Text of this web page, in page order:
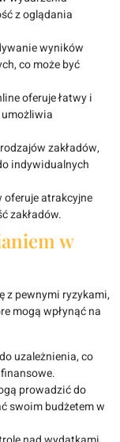
z oglądania
wyników
co może być
oferuje łatwy i
umożliwia
zakładów,
indywidualnych
oferuje atrakcyjne
zakładów.
w
z pewnymi ryzykami,
mogą wpłynąć na
uzależnienia, co
prowadzić do
swoim budżetem w